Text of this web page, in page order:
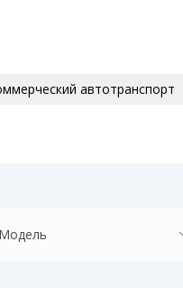
автотранспорт
Модель